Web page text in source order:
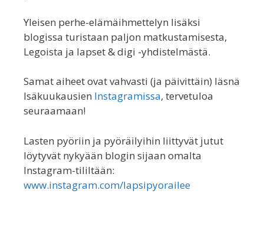
Yleisen perhe-elämäihmettelyn lisäksi
blogissa turistaan paljon matkustamisesta,
Legoista ja lapset & digi -yhdistelmästä.
Samat aiheet ovat vahvasti (ja päivittäin) läsnä
Isäkuukausien Instagramissa, tervetuloa
seuraamaan!
Lasten pyöriin ja pyöräilyihin liittyvät jutut
löytyvät nykyään blogin sijaan omalta
Instagram-tililtään:
www.instagram.com/lapsipyorailee